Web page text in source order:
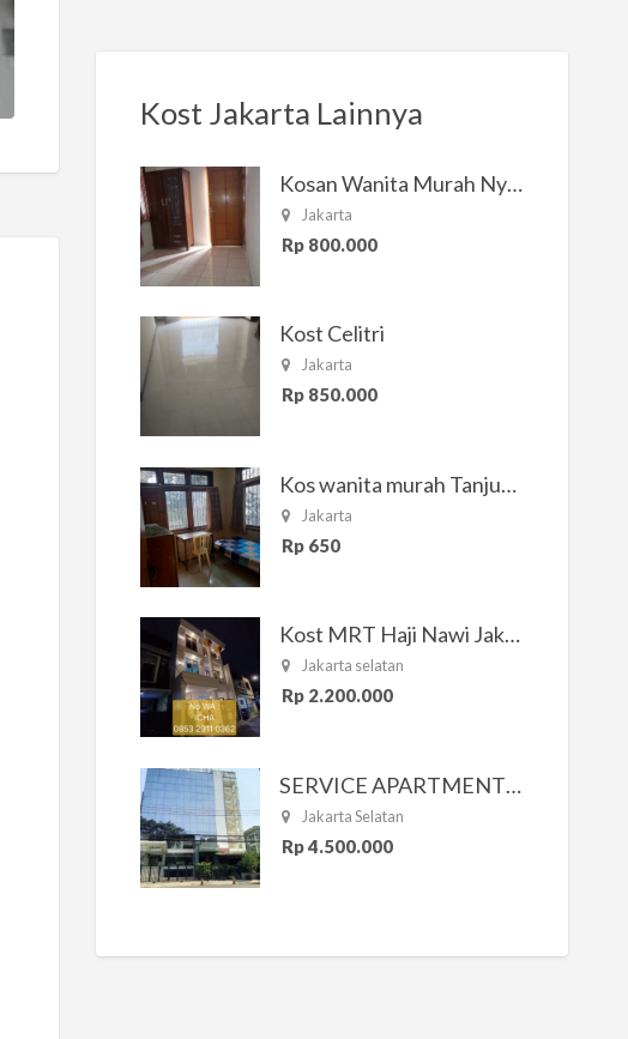
Kost Jakarta Lainnya
Kosan Wanita Murah Nyaman di Jakarta Selatan
Jakarta
Rp 800.000
Kost Celitri
Jakarta
Rp 850.000
Kos wanita murah Tanjung Duren Jakarta Barat
Jakarta
Rp 650
Kost MRT Haji Nawi Jakarta Selatan
Jakarta selatan
Rp 2.200.000
SERVICE APARTMENT SOUTH RESIDENCE
Jakarta Selatan
Rp 4.500.000